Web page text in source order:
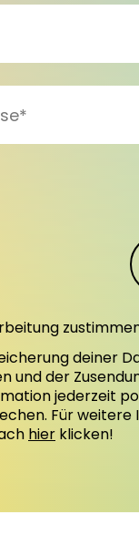
deiner
und der
jederzeit
Für weitere
hier klicken!